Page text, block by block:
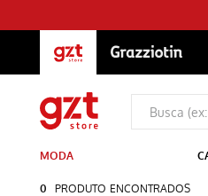
MODA
0 PRODUTO